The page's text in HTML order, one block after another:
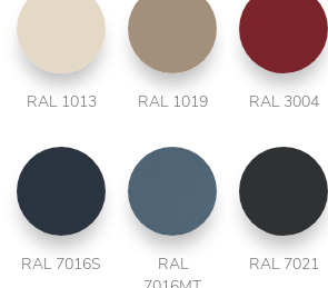
RAL 1013 RAL 1019 RAL 3004
RAL 7016S
RAL
RAL 7021